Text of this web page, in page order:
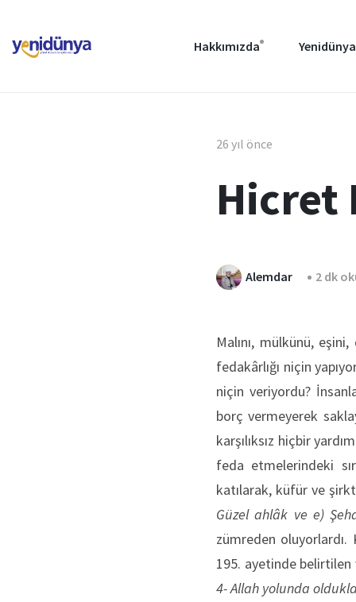
Hakkımızda
26 yıl önce
Hicret
Alemdar 2 dk
Malını, mülkünü,
fedakârlığı niçin
niçin veriyordu?
borç vermeyerek
karşılıksız hiçbir
feda etmelerindeki
katılarak, küfür ve
Güzel ahlâk ve e)
zümreden
195. ayetinde belirtilen
4- Allah yolunda